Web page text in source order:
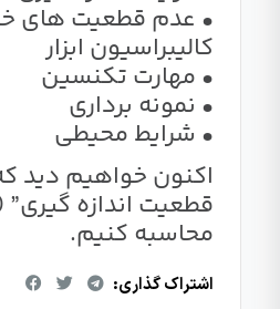
• عدم قطعیت های
کالیبراسیون ابزار
• مهارت تکنسین
• نمونه برداری
• شرایط محیطی
اکنون خواهیم دید
محاسبه کنیم.
اشتراک گذاری: